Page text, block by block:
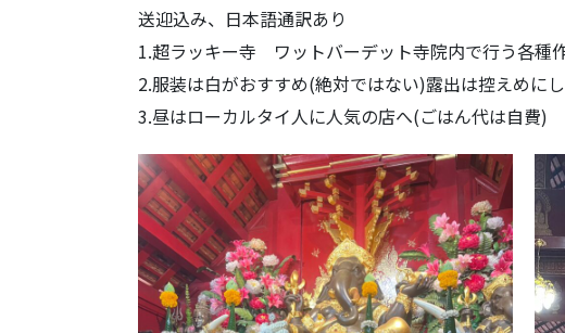
送迎込み、日本語通訳あり
1.超ラッキー寺 ワットバーデット寺院内で行う各種
2.服装は白がおすすめ(絶対ではない)露出は控えめに
3.昼はローカルタイ人に人気の店へ(ごはん代は自費)